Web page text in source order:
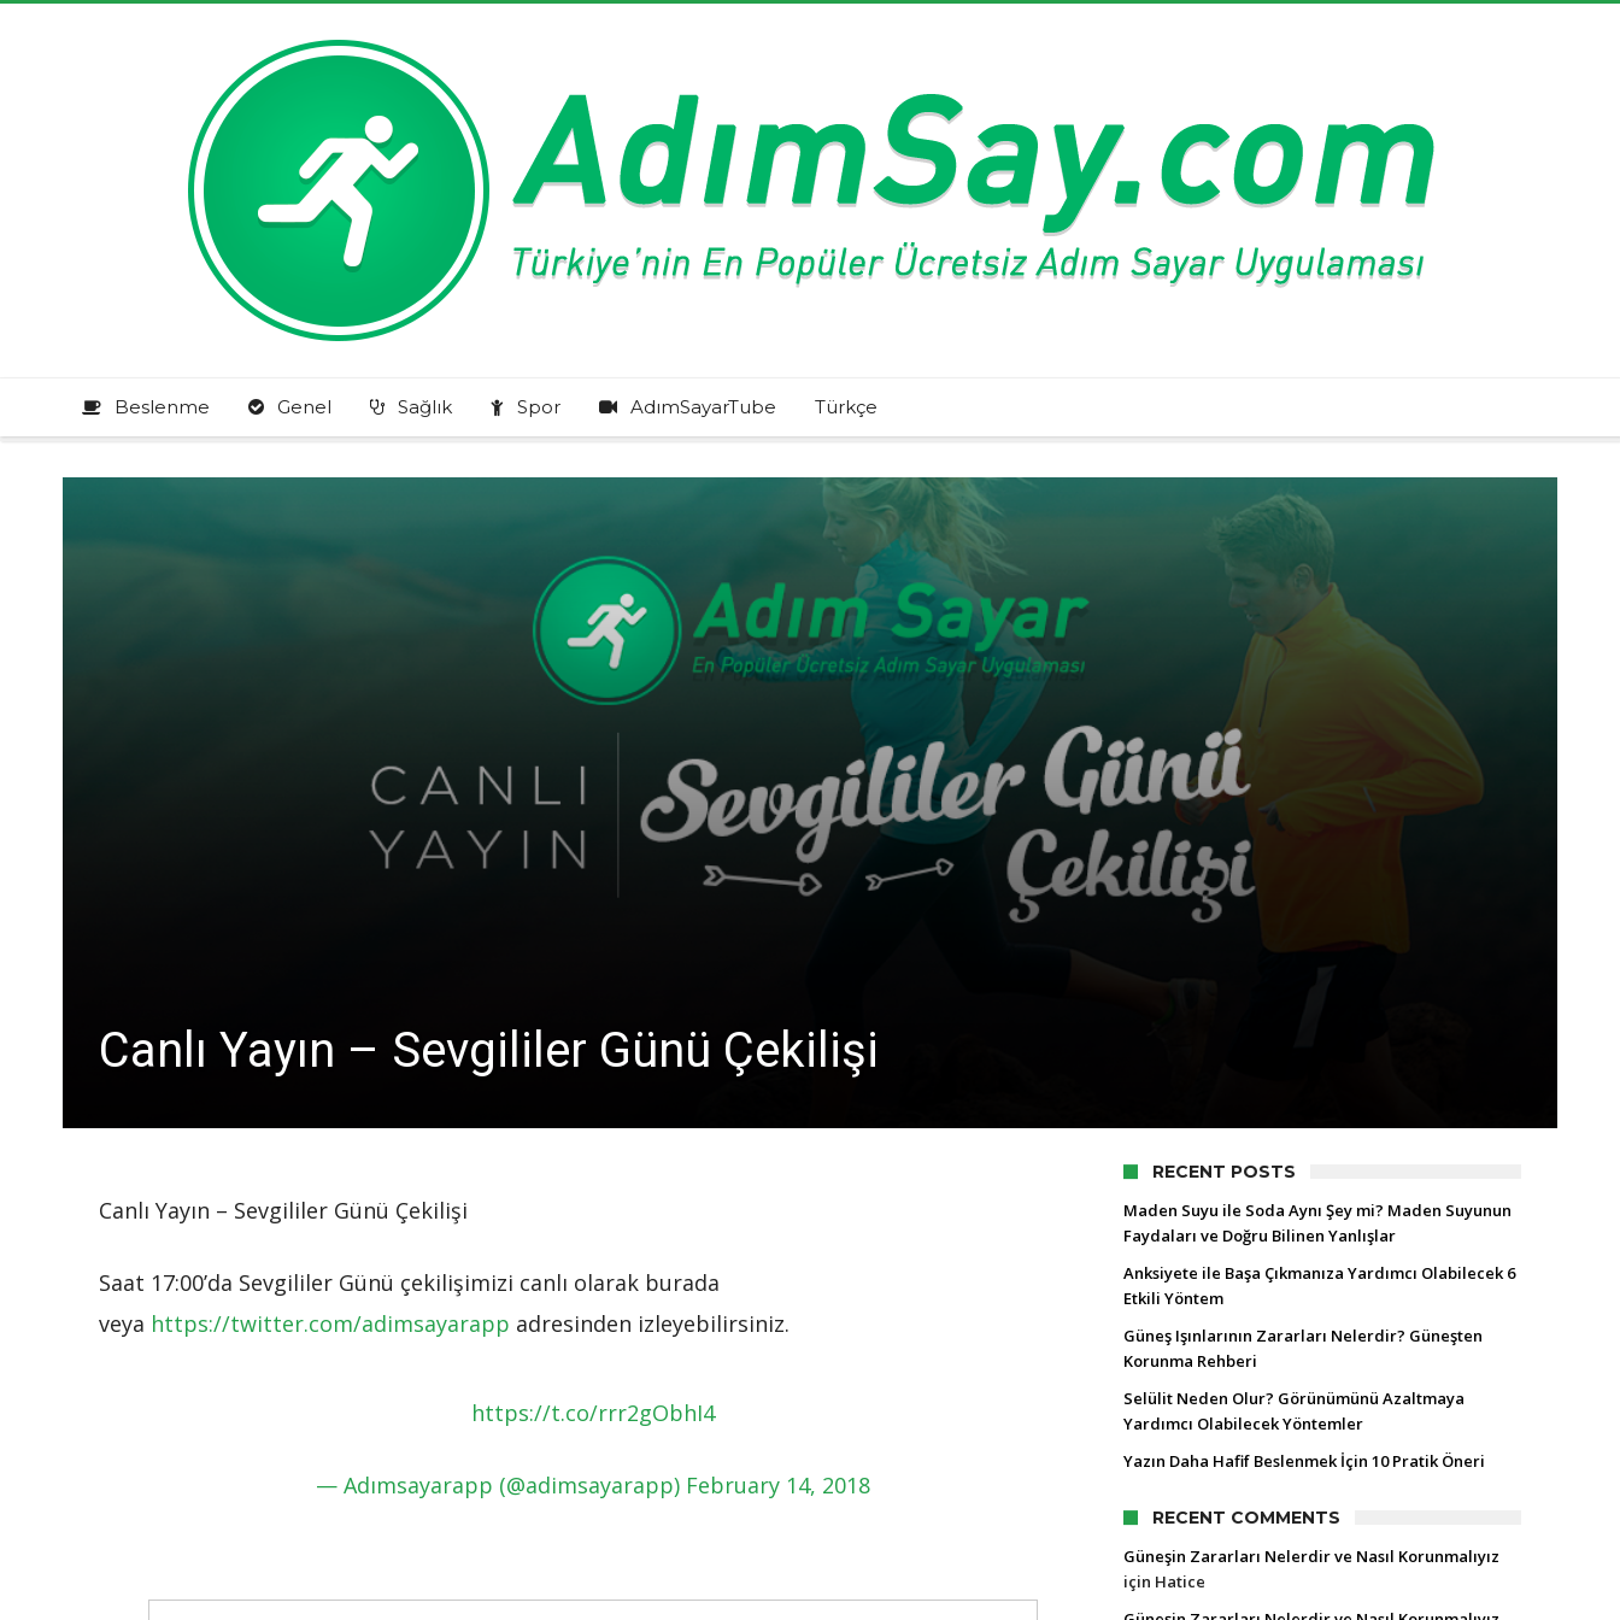
Beslenme Genel Sağlık Spor AdımSayarTube Türkçe
Canlı Yayın – Sevgililer Günü Çekilişi
Canlı Yayın – Sevgililer Günü Çekilişi
Saat 17:00’da Sevgililer Günü çekilişimizi canlı olarak burada
veya https://twitter.com/adimsayarapp adresinden izleyebilirsiniz.
https://t.co/rrr2gObhI4
— Adımsayarapp (@adimsayarapp) February 14, 2018
RECENT POSTS
Maden Suyu ile Soda Aynı Şey mi? Maden Suyunun
Faydaları ve Doğru Bilinen Yanlışlar
Anksiyete ile Başa Çıkmanıza Yardımcı Olabilecek 6
Etkili Yöntem
Güneş Işınlarının Zararları Nelerdir? Güneşten
Korunma Rehberi
Selülit Neden Olur? Görünümünü Azaltmaya
Yardımcı Olabilecek Yöntemler
Yazın Daha Hafif Beslenmek İçin 10 Pratik Öneri
RECENT COMMENTS
Güneşin Zararları Nelerdir ve Nasıl Korunmalıyız
için Hatice